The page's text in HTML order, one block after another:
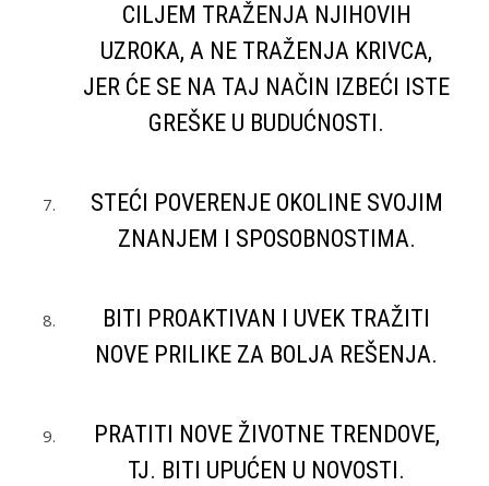
CILJEM TRAŽENJA NJIHOVIH
UZROKA, A NE TRAŽENJA KRIVCA,
JER ĆE SE NA TAJ NAČIN IZBEĆI ISTE
GREŠKE U BUDUĆNOSTI.
STEĆI POVERENJE OKOLINE SVOJIM
ZNANJEM I SPOSOBNOSTIMA.
BITI PROAKTIVAN I UVEK TRAŽITI
NOVE PRILIKE ZA BOLJA REŠENJA.
PRATITI NOVE ŽIVOTNE TRENDOVE,
TJ. BITI UPUĆEN U NOVOSTI.